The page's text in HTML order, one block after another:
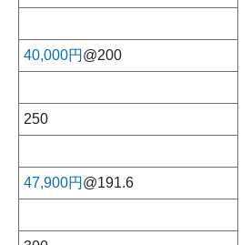
40,000円 @200
250
47,900円 @191.6